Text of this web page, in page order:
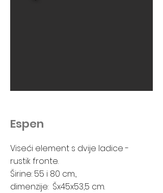
Espen
Viseći element s dvije ladice -
rustik fronte.
Širine: 55 i 80 cm.,
dimenzije: Šx45x53,5 cm.